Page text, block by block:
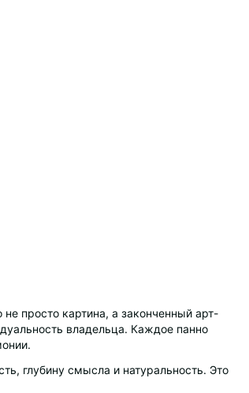
просто картина, а законченный арт-
владельца. Каждое панно
глубину смысла и натуральность. Это